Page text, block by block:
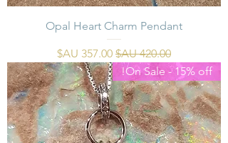
Opal Heart Charm Pendant
سعر عادي
سعر البيع
On Sale - 15% off!